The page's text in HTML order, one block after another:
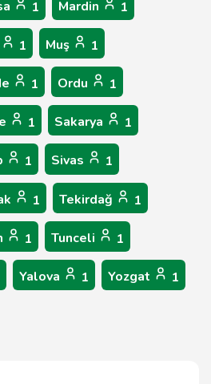
1 Mardin 1
1 Muş 1
1 Ordu 1
1 Sakarya 1
1 Sivas 1
1 Tekirdağ 1
1 Tunceli 1
Yalova 1 Yozgat 1